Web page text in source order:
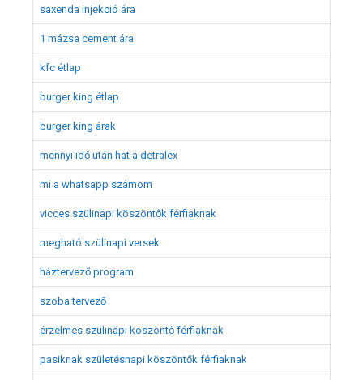
saxenda injekció ára
1 mázsa cement ára
kfc étlap
burger king étlap
burger king árak
mennyi idő után hat a detralex
mi a whatsapp számom
vicces szülinapi köszöntők férfiaknak
megható szülinapi versek
háztervező program
szoba tervező
érzelmes szülinapi köszöntő férfiaknak
pasiknak születésnapi köszöntők férfiaknak